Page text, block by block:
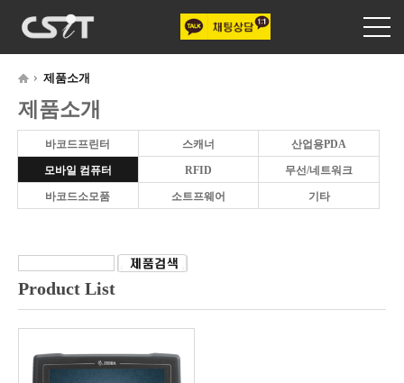
제품소개
제품소개
바코드프린터 스캐너 산업용PDA
모바일 컴퓨터 RFID 무선/네트워크
바코드소모품 소트프웨어 기타
Product List